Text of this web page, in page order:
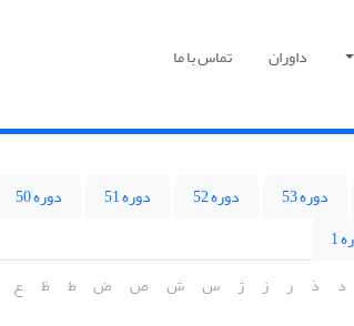
داوران تماس با ما
دوره 53 دوره 52 دوره 51 دوره 50
1
د ذ ر ز ژ س ش ص ض ط ظ ع